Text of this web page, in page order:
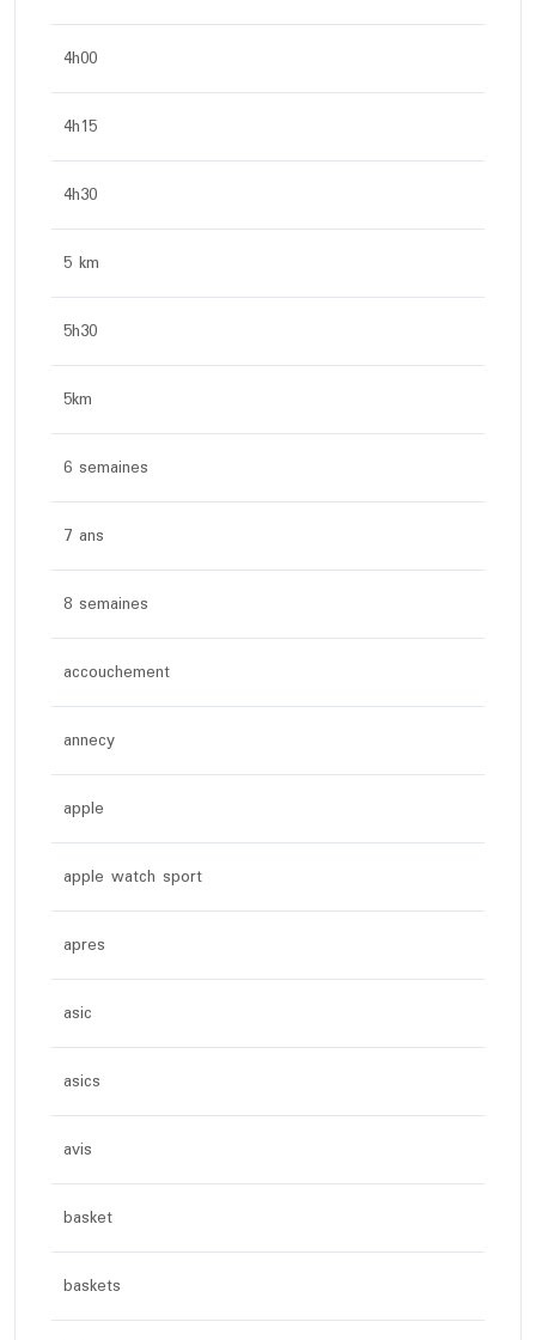
4h00
4h15
4h30
5 km
5h30
5km
6 semaines
7 ans
8 semaines
accouchement
annecy
apple
apple watch sport
apres
asic
asics
avis
basket
baskets